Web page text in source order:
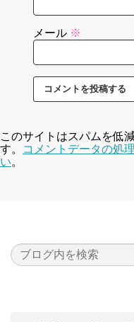
メール ※
このサイトはスパムを低
す。
コメントデータの処
い。